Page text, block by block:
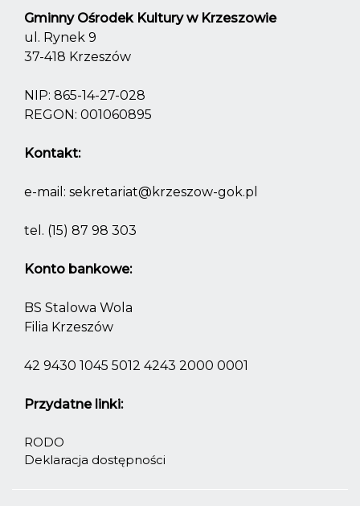
Gminny Ośrodek Kultury w Krzeszowie
ul. Rynek 9
37-418 Krzeszów
NIP: 865-14-27-028
REGON: 001060895
Kontakt:
e-mail: sekretariat@krzeszow-gok.pl
tel. (15) 87 98 303
Konto bankowe:
BS Stalowa Wola
Filia Krzeszów
42 9430 1045 5012 4243 2000 0001
Przydatne linki:
RODO
Deklaracja dostępności